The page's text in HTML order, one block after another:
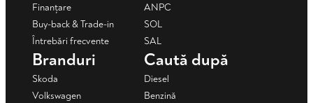
Finanțare
Buy-back & Trade-in
Întrebări frecvente
ANPC
SOL
SAL
Branduri
Skoda
Volkswagen
Caută după
Diesel
Benzină